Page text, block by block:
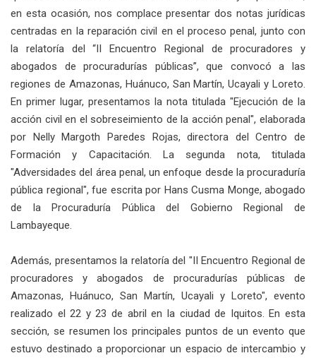
en esta ocasión, nos complace presentar dos notas jurídicas
centradas en la reparación civil en el proceso penal, junto con
la relatoría del “II Encuentro Regional de procuradores y
abogados de procuradurías públicas”, que convocó a las
regiones de Amazonas, Huánuco, San Martín, Ucayali y Loreto.
En primer lugar, presentamos la nota titulada "Ejecución de la
acción civil en el sobreseimiento de la acción penal", elaborada
por Nelly Margoth Paredes Rojas, directora del Centro de
Formación y Capacitación. La segunda nota, titulada
"Adversidades del área penal, un enfoque desde la procuraduría
pública regional", fue escrita por Hans Cusma Monge, abogado
de la Procuraduría Pública del Gobierno Regional de
Lambayeque.
Además, presentamos la relatoría del "II Encuentro Regional de
procuradores y abogados de procuradurías públicas de
Amazonas, Huánuco, San Martín, Ucayali y Loreto", evento
realizado el 22 y 23 de abril en la ciudad de Iquitos. En esta
sección, se resumen los principales puntos de un evento que
estuvo destinado a proporcionar un espacio de intercambio y